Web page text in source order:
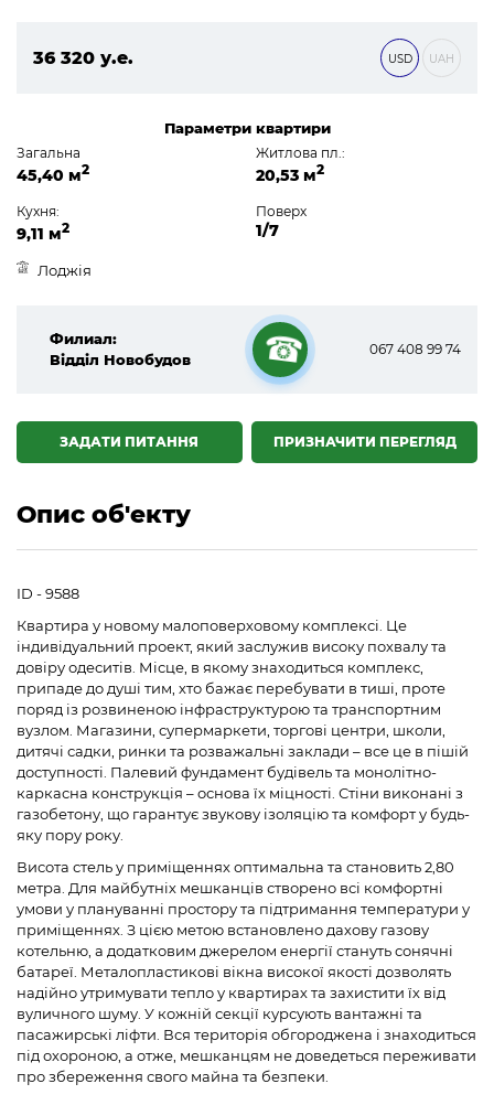
36 320 у.е.
USD UAH
Параметри квартири
Загальна
45,40 м2
Житлова пл.:
20,53 м2
Кухня:
9,11 м2
Поверх
1/7
Лоджія
Филиал:
Відділ Новобудов
☎
067 408 99 74
ПРИЗНАЧИТИ ПЕРЕГЛЯД
ЗАДАТИ ПИТАННЯ
Опис об'екту
ID - 9588
Квартира у новому малоповерховому комплексі. Це
індивідуальний проект, який заслужив високу похвалу та
довіру одеситів. Місце, в якому знаходиться комплекс,
припаде до душі тим, хто бажає перебувати в тиші, проте
поряд із розвиненою інфраструктурою та транспортним
вузлом. Магазини, супермаркети, торгові центри, школи,
дитячі садки, ринки та розважальні заклади – все це в пішій
доступності. Палевий фундамент будівель та монолітно-
каркасна конструкція – основа їх міцності. Стіни виконані з
газобетону, що гарантує звукову ізоляцію та комфорт у будь-
яку пору року.
Висота стель у приміщеннях оптимальна та становить 2,80
метра. Для майбутніх мешканців створено всі комфортні
умови у плануванні простору та підтримання температури у
приміщеннях. З цією метою встановлено дахову газову
котельню, а додатковим джерелом енергії стануть сонячні
батареї. Металопластикові вікна високої якості дозволять
надійно утримувати тепло у квартирах та захистити їх від
вуличного шуму. У кожній секції курсують вантажні та
пасажирські ліфти. Вся територія обгороджена і знаходиться
під охороною, а отже, мешканцям не доведеться переживати
про збереження свого майна та безпеки.